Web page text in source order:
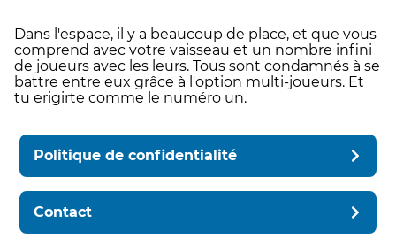
Dans l'espace, il y a beaucoup de place, et que vous
comprend avec votre vaisseau et un nombre infini
de joueurs avec les leurs. Tous sont condamnés à se
battre entre eux grâce à l'option multi-joueurs. Et
tu erigirte comme le numéro un.
Politique de confidentialité
Contact